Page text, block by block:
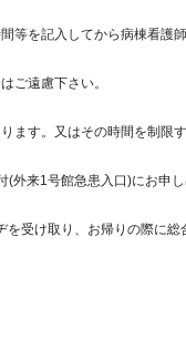
等を記入してから病棟看護
ご遠慮下さい。
ます。又はその時間を制限
外来1号館急患入口)にお申
受け取り、お帰りの際に総